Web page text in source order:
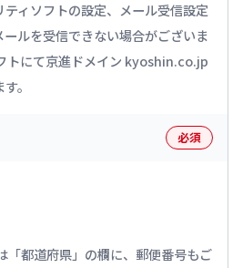
ィソフトの設定、メール受信設定
ルを受信できない場合がございま
トにて京進ドメイン kyoshin.co.jp
。
必須
「都道府県」の欄に、郵便番号もご